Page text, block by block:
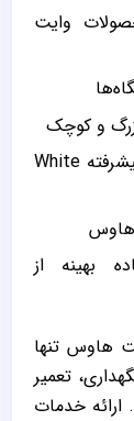
وایت
و کوچک
عیب‌ یابی دقیق با استفاده از تجهیزات پیشرفته White
هاوس
بهینه از
هاوس تنها
تعمیر
خدمات